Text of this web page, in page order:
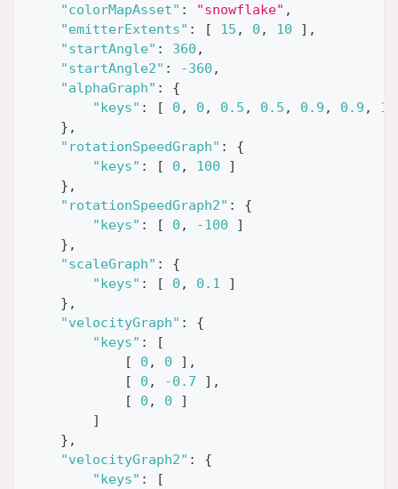
"colorMapAsset" : "snowflake" ,
"emitterExtents" : [ 15 , 0 , 10 ] ,
"startAngle" : 360 ,
"startAngle2" : -360 ,
"alphaGraph" :
{
"keys" : [ 0 , 0 , 0.5 , 0.5 , 0.9 , 0.9 , 1
} ,
"rotationSpeedGraph" :
{
"keys" : [ 0 , 100
]
} ,
"rotationSpeedGraph2" :
{
"keys" : [ 0 , -100
]
} ,
"scaleGraph" :
{
"keys" : [ 0 , 0.1
]
} ,
"velocityGraph" :
{
"keys" :
[
[
0 , 0 ] ,
[
0 , -0.7 ] ,
[
0 , 0
]
]
} ,
"velocityGraph2" :
{
"keys" :
[